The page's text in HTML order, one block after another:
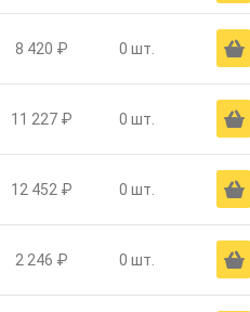
8 420 ₽ 0 шт. Ä
11 227 ₽ 0 шт. Ä
12 452 ₽ 0 шт. Ä
2 246 ₽ 0 шт. Ä